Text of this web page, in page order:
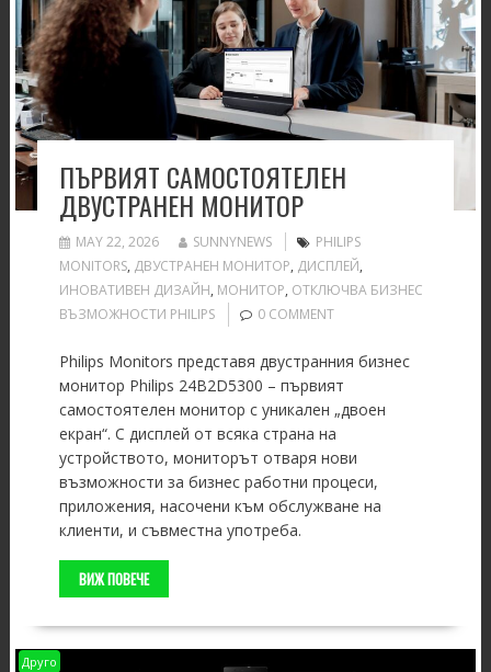
ПЪРВИЯТ САМОСТОЯТЕЛЕН
ДВУСТРАНЕН МОНИТОР
MAY 22, 2026 SUNNYNEWS
PHILIPS
MONITORS, ДВУСТРАНЕН МОНИТОР, ДИСПЛЕЙ,
ИНОВАТИВЕН ДИЗАЙН, МОНИТОР, ОТКЛЮЧВА БИЗНЕС
ВЪЗМОЖНОСТИ PHILIPS
0 COMMENT
Philips Monitors представя двустранния бизнес
монитор Philips 24B2D5300 – първият
самостоятелен монитор с уникален „двоен
екран“. С дисплей от всяка страна на
устройството, мониторът отваря нови
възможности за бизнес работни процеси,
приложения, насочени към обслужване на
клиенти, и съвместна употреба.
ВИЖ ПОВЕЧЕ
Друго